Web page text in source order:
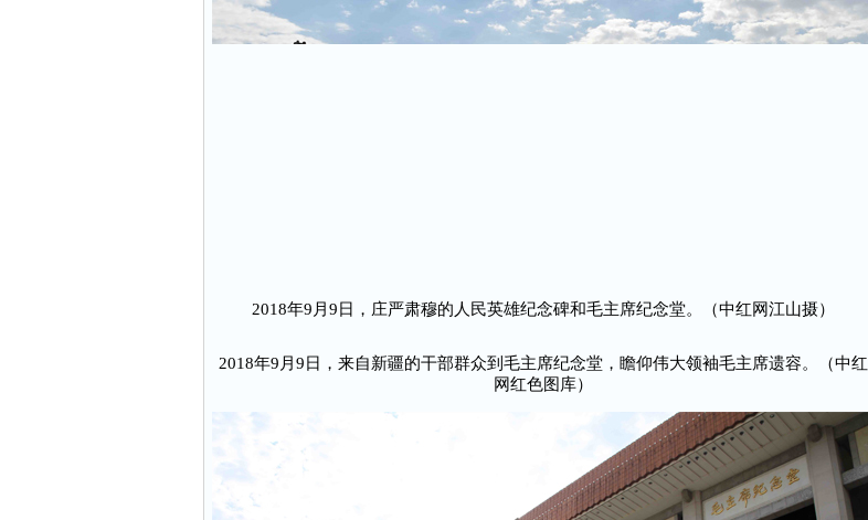
2018年9月9日，庄严肃穆的人民英雄纪念碑和毛主席纪念堂。（中红网江山摄）
2018年9月9日，来自新疆的干部群众到毛主席纪念堂，瞻仰伟大领袖毛主席遗容。（中红
网红色图库）